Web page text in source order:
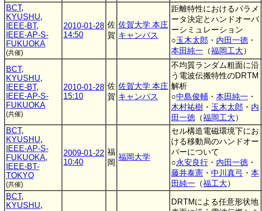
BCT,
KYUSHU,
IEEE-BT,
IEEE-AP-S-
FUKUOKA
(共催)
2010-01-28
14:50
佐
賀
佐賀大学 本庄
キャンパス
距離特性におけるパラメ
ータ決定とハンドオーバ
ーシミュレーション
○玉木太郎 ・ 内田一徳 ・
本田純一 （福岡工大）
BCT,
KYUSHU,
IEEE-BT,
IEEE-AP-S-
FUKUOKA
(共催)
2010-01-28
15:10
佐
賀
佐賀大学 本庄
キャンパス
不均質ランダム粗面に沿
う電波伝搬特性のDRTM
解析
○中島俊輔 ・ 本田純一 ・
木村祐樹 ・ 玉木太郎 ・ 内
田一徳 （福岡工大）
BCT,
KYUSHU,
IEEE-AP-S-
FUKUOKA,
IEEE-BT-
TOKYO
(共催)
2009-01-22
10:40
福
岡
福岡大学
セル構造電磁環境下にお
ける移動局のハンドオー
バーについて
○永安良行 ・ 内田一徳 ・
藤井泰憲 ・ 中川真弓 ・ 本
田純一 （福工大）
BCT,
KYUSHU,
DRTMによる任意形状地